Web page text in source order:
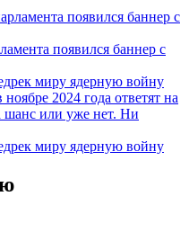
появился баннер с
миру ядерную войну
миру ядерную войну